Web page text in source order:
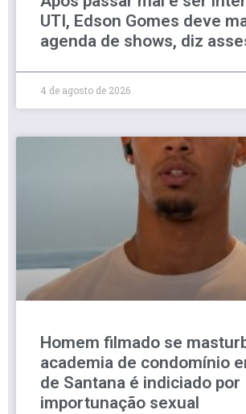
UTI, Edson Gomes deve
agenda de shows, diz
4 de agosto de 2026
Homem filmado se
academia de condomínio
de Santana é indiciado por
importunação sexual